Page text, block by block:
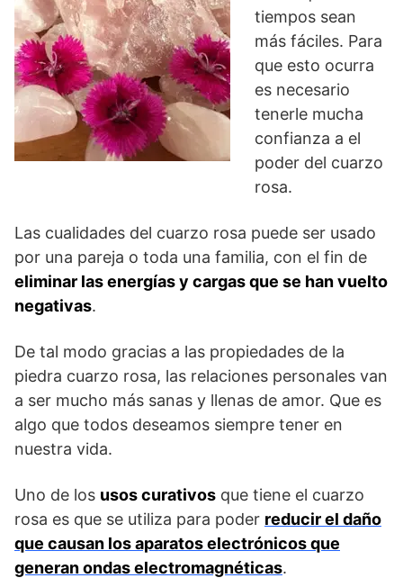
tiempos sean
más fáciles. Para
que esto ocurra
es necesario
tenerle mucha
confianza a el
poder del cuarzo
rosa.
Las cualidades del cuarzo rosa puede ser usado
por una pareja o toda una familia, con el fin de
eliminar las energías y cargas que se han vuelto
negativas.
De tal modo gracias a las propiedades de la
piedra cuarzo rosa, las relaciones personales van
a ser mucho más sanas y llenas de amor. Que es
algo que todos deseamos siempre tener en
nuestra vida.
Uno de los usos curativos que tiene el cuarzo
rosa es que se utiliza para poder reducir el daño
que causan los aparatos electrónicos que
generan ondas electromagnéticas.